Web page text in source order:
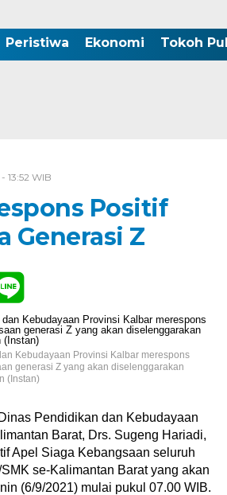
Peristiwa Ekonomi Tokoh
13:52 WIB
Positif
Generasi Z
Kebudayaan Provinsi Kalbar merespons
generasi Z yang akan diselenggarakan
(Instan)
Pendidikan dan Kebudayaan
Barat, Drs. Sugeng Hariadi,
Apel Siaga Kebangsaan seluruh
se-Kalimantan Barat yang akan
(6/9/2021) mulai pukul 07.00 WIB.